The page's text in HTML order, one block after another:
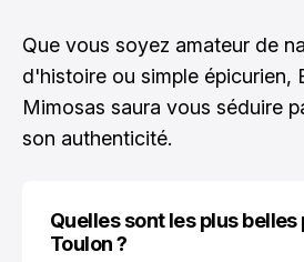
Que vous soyez amateur de
d'histoire ou simple épicurien,
Mimosas saura vous séduire
son authenticité.
Quelles sont les plus
Toulon ?